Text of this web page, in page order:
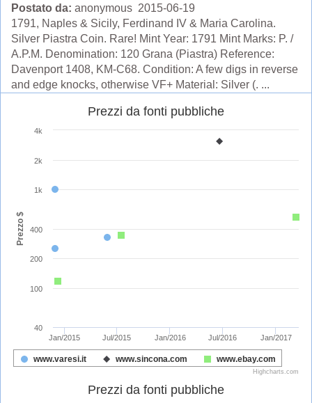
Postato da: anonymous 2015-06-19
1791, Naples & Sicily, Ferdinand IV & Maria Carolina.
Silver Piastra Coin. Rare! Mint Year: 1791 Mint Marks: P. /
A.P.M. Denomination: 120 Grana (Piastra) Reference:
Davenport 1408, KM-C68. Condition: A few digs in reverse
and edge knocks, otherwise VF+ Material: Silver (. ...